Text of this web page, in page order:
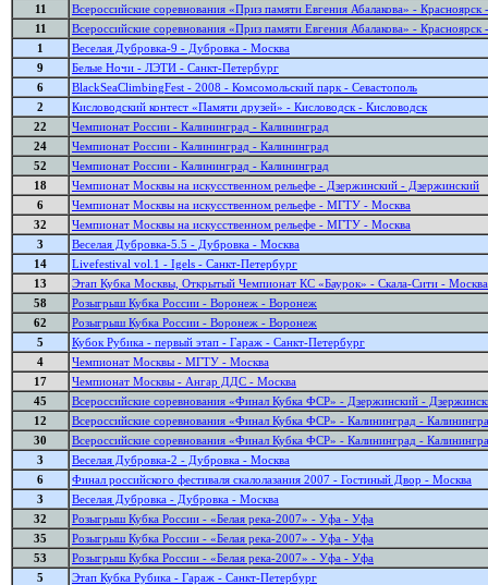
11
Всероссийские соревнования «Приз памяти Евгения Абалакова» - Красноярск
11
Всероссийские соревнования «Приз памяти Евгения Абалакова» - Красноярск
1
Веселая Дубровка-9 - Дубровка - Москва
9
Белые Ночи - ЛЭТИ - Санкт-Петербург
6
BlackSeaClimbingFest - 2008 - Комсомольский парк - Севастополь
2
Кисловодский контест «Памяти друзей» - Кисловодск - Кисловодск
22
Чемпионат России - Калининград - Калининград
24
Чемпионат России - Калининград - Калининград
52
Чемпионат России - Калининград - Калининград
18
Чемпионат Москвы на искусственном рельефе - Дзержинский - Дзержинский
6
Чемпионат Москвы на искусственном рельефе - МГТУ - Москва
32
Чемпионат Москвы на искусственном рельефе - МГТУ - Москва
3
Веселая Дубровка-5.5 - Дубровка - Москва
14
Livefestival vol.1 - Igels - Санкт-Петербург
13
Этап Кубка Москвы, Открытый Чемпионат КС «Баурок» - Скала-Сити - Москва
58
Розыгрыш Кубка России - Воронеж - Воронеж
62
Розыгрыш Кубка России - Воронеж - Воронеж
5
Кубок Рубика - первый этап - Гараж - Санкт-Петербург
4
Чемпионат Москвы - МГТУ - Москва
17
Чемпионат Москвы - Ангар ДДС - Москва
45
Всероссийские соревнования «Финал Кубка ФСР» - Дзержинский -
12
Всероссийские соревнования «Финал Кубка ФСР» - Калининград -
30
Всероссийские соревнования «Финал Кубка ФСР» - Калининград -
3
Веселая Дубровка-2 - Дубровка - Москва
6
Финал российского фестиваля скалолазания 2007 - Гостиный Двор - Москва
3
Веселая Дубровка - Дубровка - Москва
32
Розыгрыш Кубка России - «Белая река-2007» - Уфа - Уфа
35
Розыгрыш Кубка России - «Белая река-2007» - Уфа - Уфа
53
Розыгрыш Кубка России - «Белая река-2007» - Уфа - Уфа
5
Этап Кубка Рубика - Гараж - Санкт-Петербург